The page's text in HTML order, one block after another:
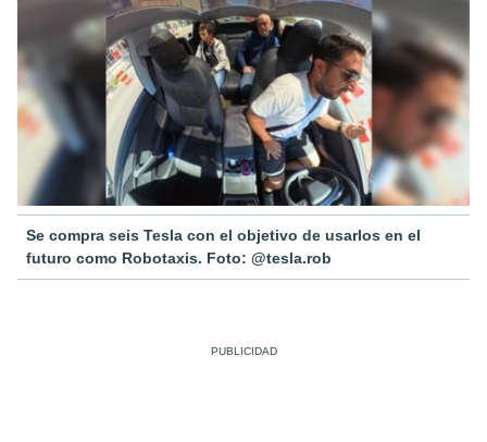
Se compra seis Tesla con el objetivo de usarlos en el
futuro como Robotaxis. Foto: @tesla.rob